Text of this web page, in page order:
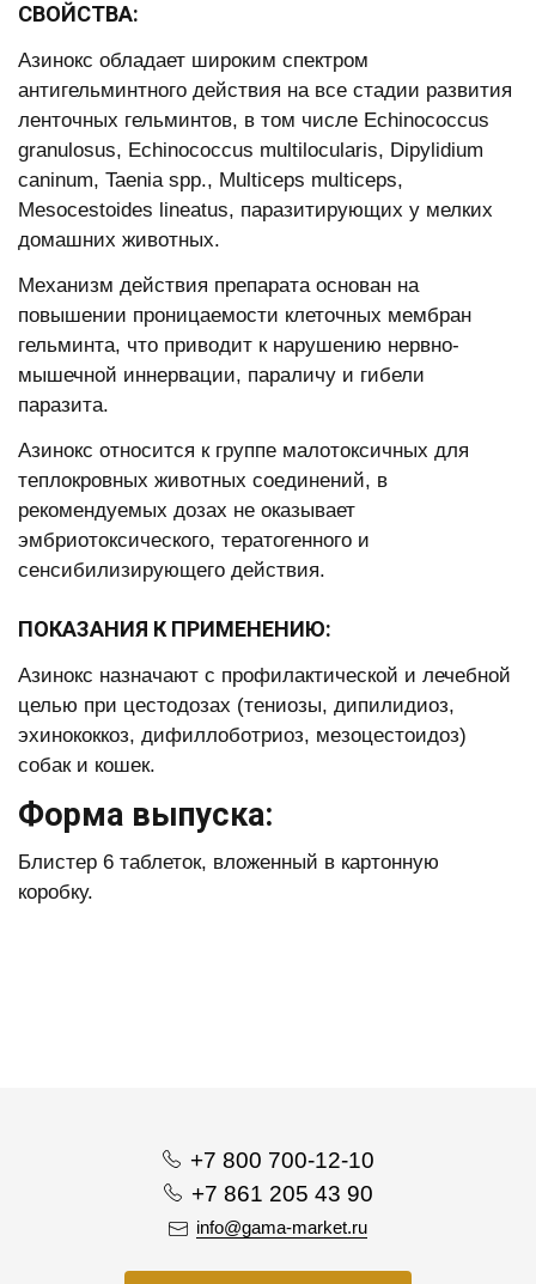
СВОЙСТВА:
Азинокс обладает широким спектром
антигельминтного действия на все стадии развития
ленточных гельминтов, в том числе Echinococcus
granulosus, Echinococcus multilocularis, Diрylidium
caninum, Taenia sрр., Multiceрs multiceрs,
Mesocestoides lineatus, паразитирующих у мелких
домашних животных.
Механизм действия препарата основан на
повышении проницаемости клеточных мембран
гельминта, что приводит к нарушению нервно-
мышечной иннервации, параличу и гибели
паразита.
Азинокс относится к группе малотоксичных для
теплокровных животных соединений, в
рекомендуемых дозах не оказывает
эмбриотоксического, тератогенного и
сенсибилизирующего действия.
ПОКАЗАНИЯ К ПРИМЕНЕНИЮ:
Азинокс назначают с профилактической и лечебной
целью при цестодозах (тениозы, дипилидиоз,
эхинококкоз, дифиллоботриоз, мезоцестоидоз)
собак и кошек.
Форма выпуска:
Блистер 6 таблеток, вложенный в картонную
коробку.
+7 800 700-12-10
+7 861 205 43 90
info@gama-market.ru